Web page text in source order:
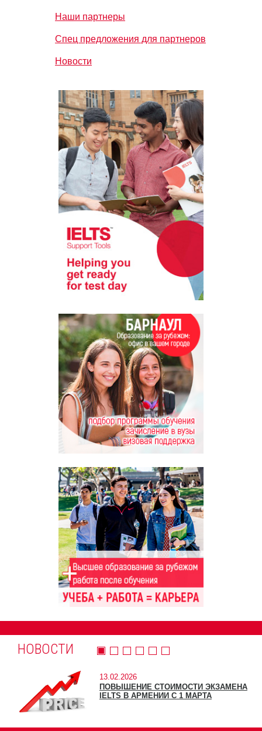
Наши партнеры
Спец предложения для партнеров
Новости
НОВОСТИ
13.02.2026
ПОВЫШЕНИЕ СТОИМОСТИ ЭКЗАМЕНА
IELTS В АРМЕНИИ С 1 МАРТА